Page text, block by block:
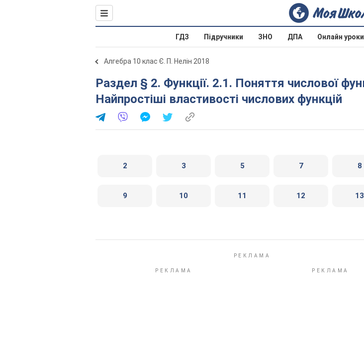
ГДЗ Підручники ЗНО ДПА Онлайн уроки
Алгебра 10 клас Є. П. Нелін 2018
Раздел § 2. Функції. 2.1. Поняття числової функції.
Найпростіші властивості числових функцій
2 3 5 7 8
9 10 11 12 13